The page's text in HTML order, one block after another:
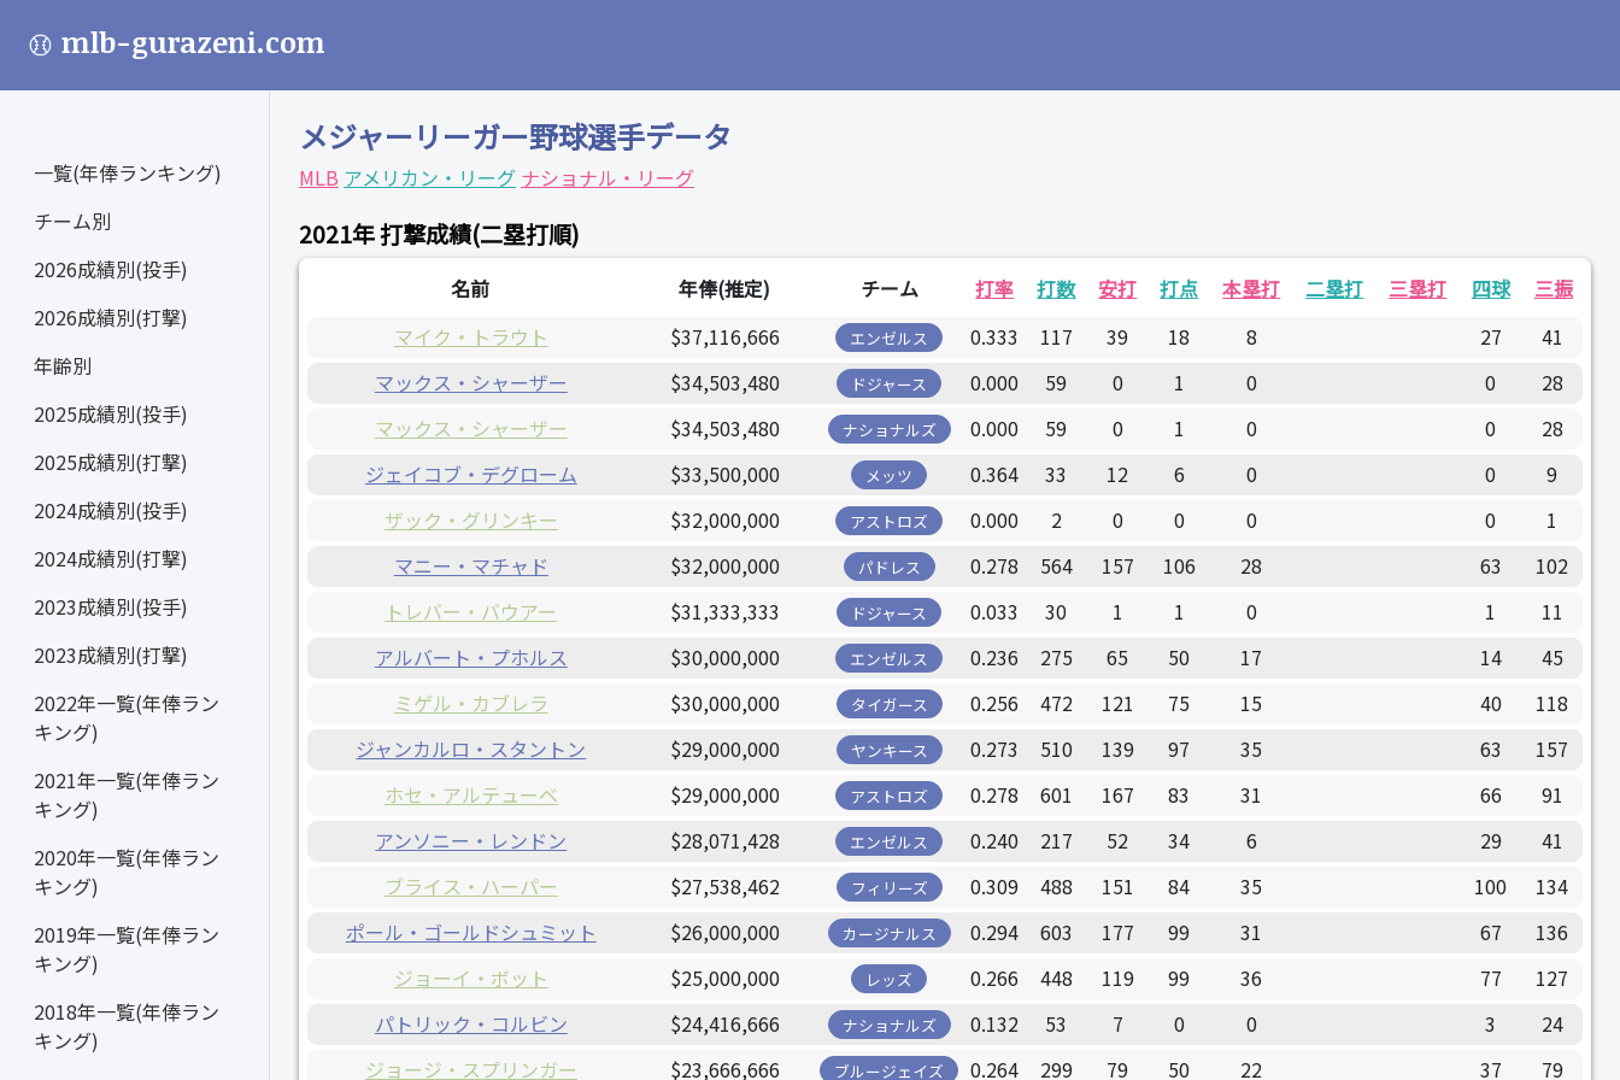
mlb-gurazeni.com
一覧(年俸ランキング)
チーム別
2026成績別(投手)
2026成績別(打撃)
年齢別
2025成績別(投手)
2025成績別(打撃)
2024成績別(投手)
2024成績別(打撃)
2023成績別(投手)
2023成績別(打撃)
2022年一覧(年俸ラン
キング)
2021年一覧(年俸ラン
キング)
2020年一覧(年俸ラン
キング)
2019年一覧(年俸ラン
キング)
2018年一覧(年俸ラン
キング)
メジャーリーガー野球選手データ
MLB アメリカン・リーグ ナショナル・リーグ
2021年 打撃成績(二塁打順)
名前 年俸(推定) チーム 打率 打数 安打 打点 本塁打 二塁打 三塁打 四球
三振
マイク・トラウト
$37,116,666 エンゼルス 0.333 117 39 18 8 27
41
マックス・シャーザー
$34,503,480 ドジャース 0.000 59 0 1 0 0
28
マックス・シャーザー
$34,503,480 ナショナルズ 0.000 59 0 1 0 0
28
ジェイコブ・デグローム
$33,500,000 メッツ 0.364 33 12 6 0 0
9
ザック・グリンキー
$32,000,000 アストロズ 0.000 2 0 0 0 0
1
マニー・マチャド
$32,000,000 パドレス 0.278 564 157 106 28 63
102
トレバー・バウアー
$31,333,333 ドジャース 0.033 30 1 1 0 1
11
アルバート・プホルス
$30,000,000 エンゼルス 0.236 275 65 50 17 14
45
ミゲル・カブレラ
$30,000,000 タイガース 0.256 472 121 75 15 40
118
ジャンカルロ・スタントン
$29,000,000 ヤンキース 0.273 510 139 97 35 63
157
ホセ・アルテューベ
$29,000,000 アストロズ 0.278 601 167 83 31 66
91
アンソニー・レンドン
$28,071,428 エンゼルス 0.240 217 52 34 6 29
41
ブライス・ハーパー
$27,538,462 フィリーズ 0.309 488 151 84 35 100
134
ポール・ゴールドシュミット
$26,000,000 カージナルス 0.294 603 177 99 31 67
136
ジョーイ・ボット
$25,000,000 レッズ 0.266 448 119 99 36 77
127
パトリック・コルビン
$24,416,666 ナショナルズ 0.132 53 7 0 0 3
24
ジョージ・スプリンガー
$23,666,666 ブルージェイズ 0.264 299 79 50 22 37 79